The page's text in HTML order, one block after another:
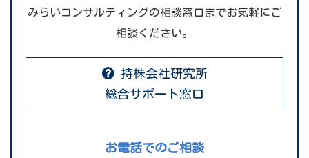
みらいコンサルティングの相談窓口までお気軽にご
相談ください。
持株会社研究所
総合サポート窓口
お電話でのご相談